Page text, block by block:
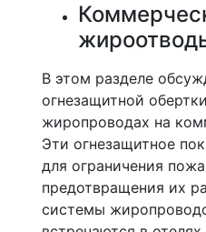
В этом разделе
огнезащитной
жиропроводах на
Эти огнезащитное
для ограничения
предотвращения их
системы